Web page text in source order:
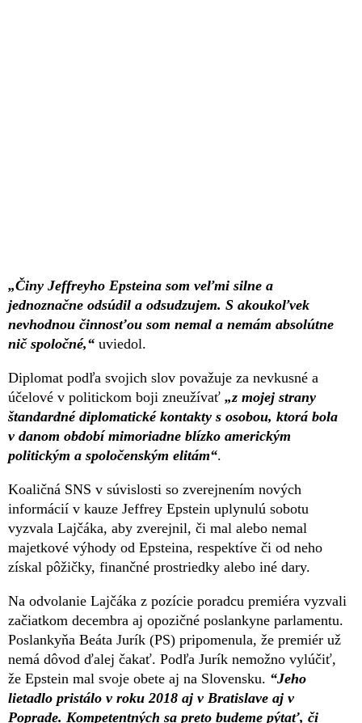
„Činy Jeffreyho Epsteina som veľmi silne a
jednoznačne odsúdil a odsudzujem. S akoukoľvek
nevhodnou činnosťou som nemal a nemám absolútne
nič spoločné,“ uviedol.
Diplomat podľa svojich slov považuje za nevkusné a
účelové v politickom boji zneužívať „z mojej strany
štandardné diplomatické kontakty s osobou, ktorá bola
v danom období mimoriadne blízko americkým
politickým a spoločenským elitám“.
Koaličná SNS v súvislosti so zverejnením nových
informácií v kauze Jeffrey Epstein uplynulú sobotu
vyzvala Lajčáka, aby zverejnil, či mal alebo nemal
majetkové výhody od Epsteina, respektíve či od neho
získal pôžičky, finančné prostriedky alebo iné dary.
Na odvolanie Lajčáka z pozície poradcu premiéra vyzvali
začiatkom decembra aj opozičné poslankyne parlamentu.
Poslankyňa Beáta Jurík (PS) pripomenula, že premiér už
nemá dôvod ďalej čakať. Podľa Jurík nemožno vylúčiť,
že Epstein mal svoje obete aj na Slovensku. “Jeho
lietadlo pristálo v roku 2018 aj v Bratislave aj v
Poprade. Kompetentných sa preto budeme pýtať, či